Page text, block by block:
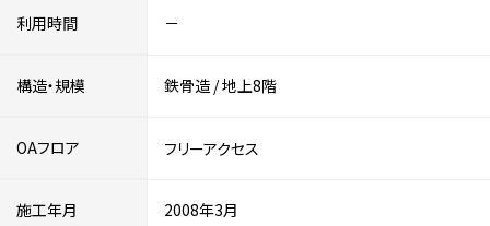
利用時間 －
構造・規模 鉄骨造 /地上8階
OAフロア フリーアクセス
施工年月 2008年3月